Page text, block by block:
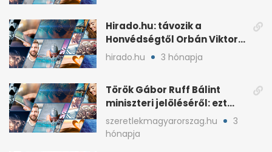
Hirado.hu: távozik a
Honvédségtől Orbán Viktor
fia, Orbán Gáspár
hirado.hu 3 hónapja
Török Gábor Ruff Bálint
miniszteri jelöléséről: ezt
írta a posztjában
szeretlekmagyarorszag.hu
3
hónapja